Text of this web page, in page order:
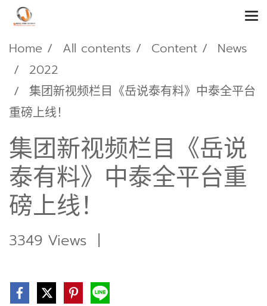
Home All contents Content
News
2022
集团新视频栏目《岳说泰有料》中泰全平台
重磅上线！
集团新视频栏目《岳说
泰有料》中泰全平台重
磅上线！
3349 Views |